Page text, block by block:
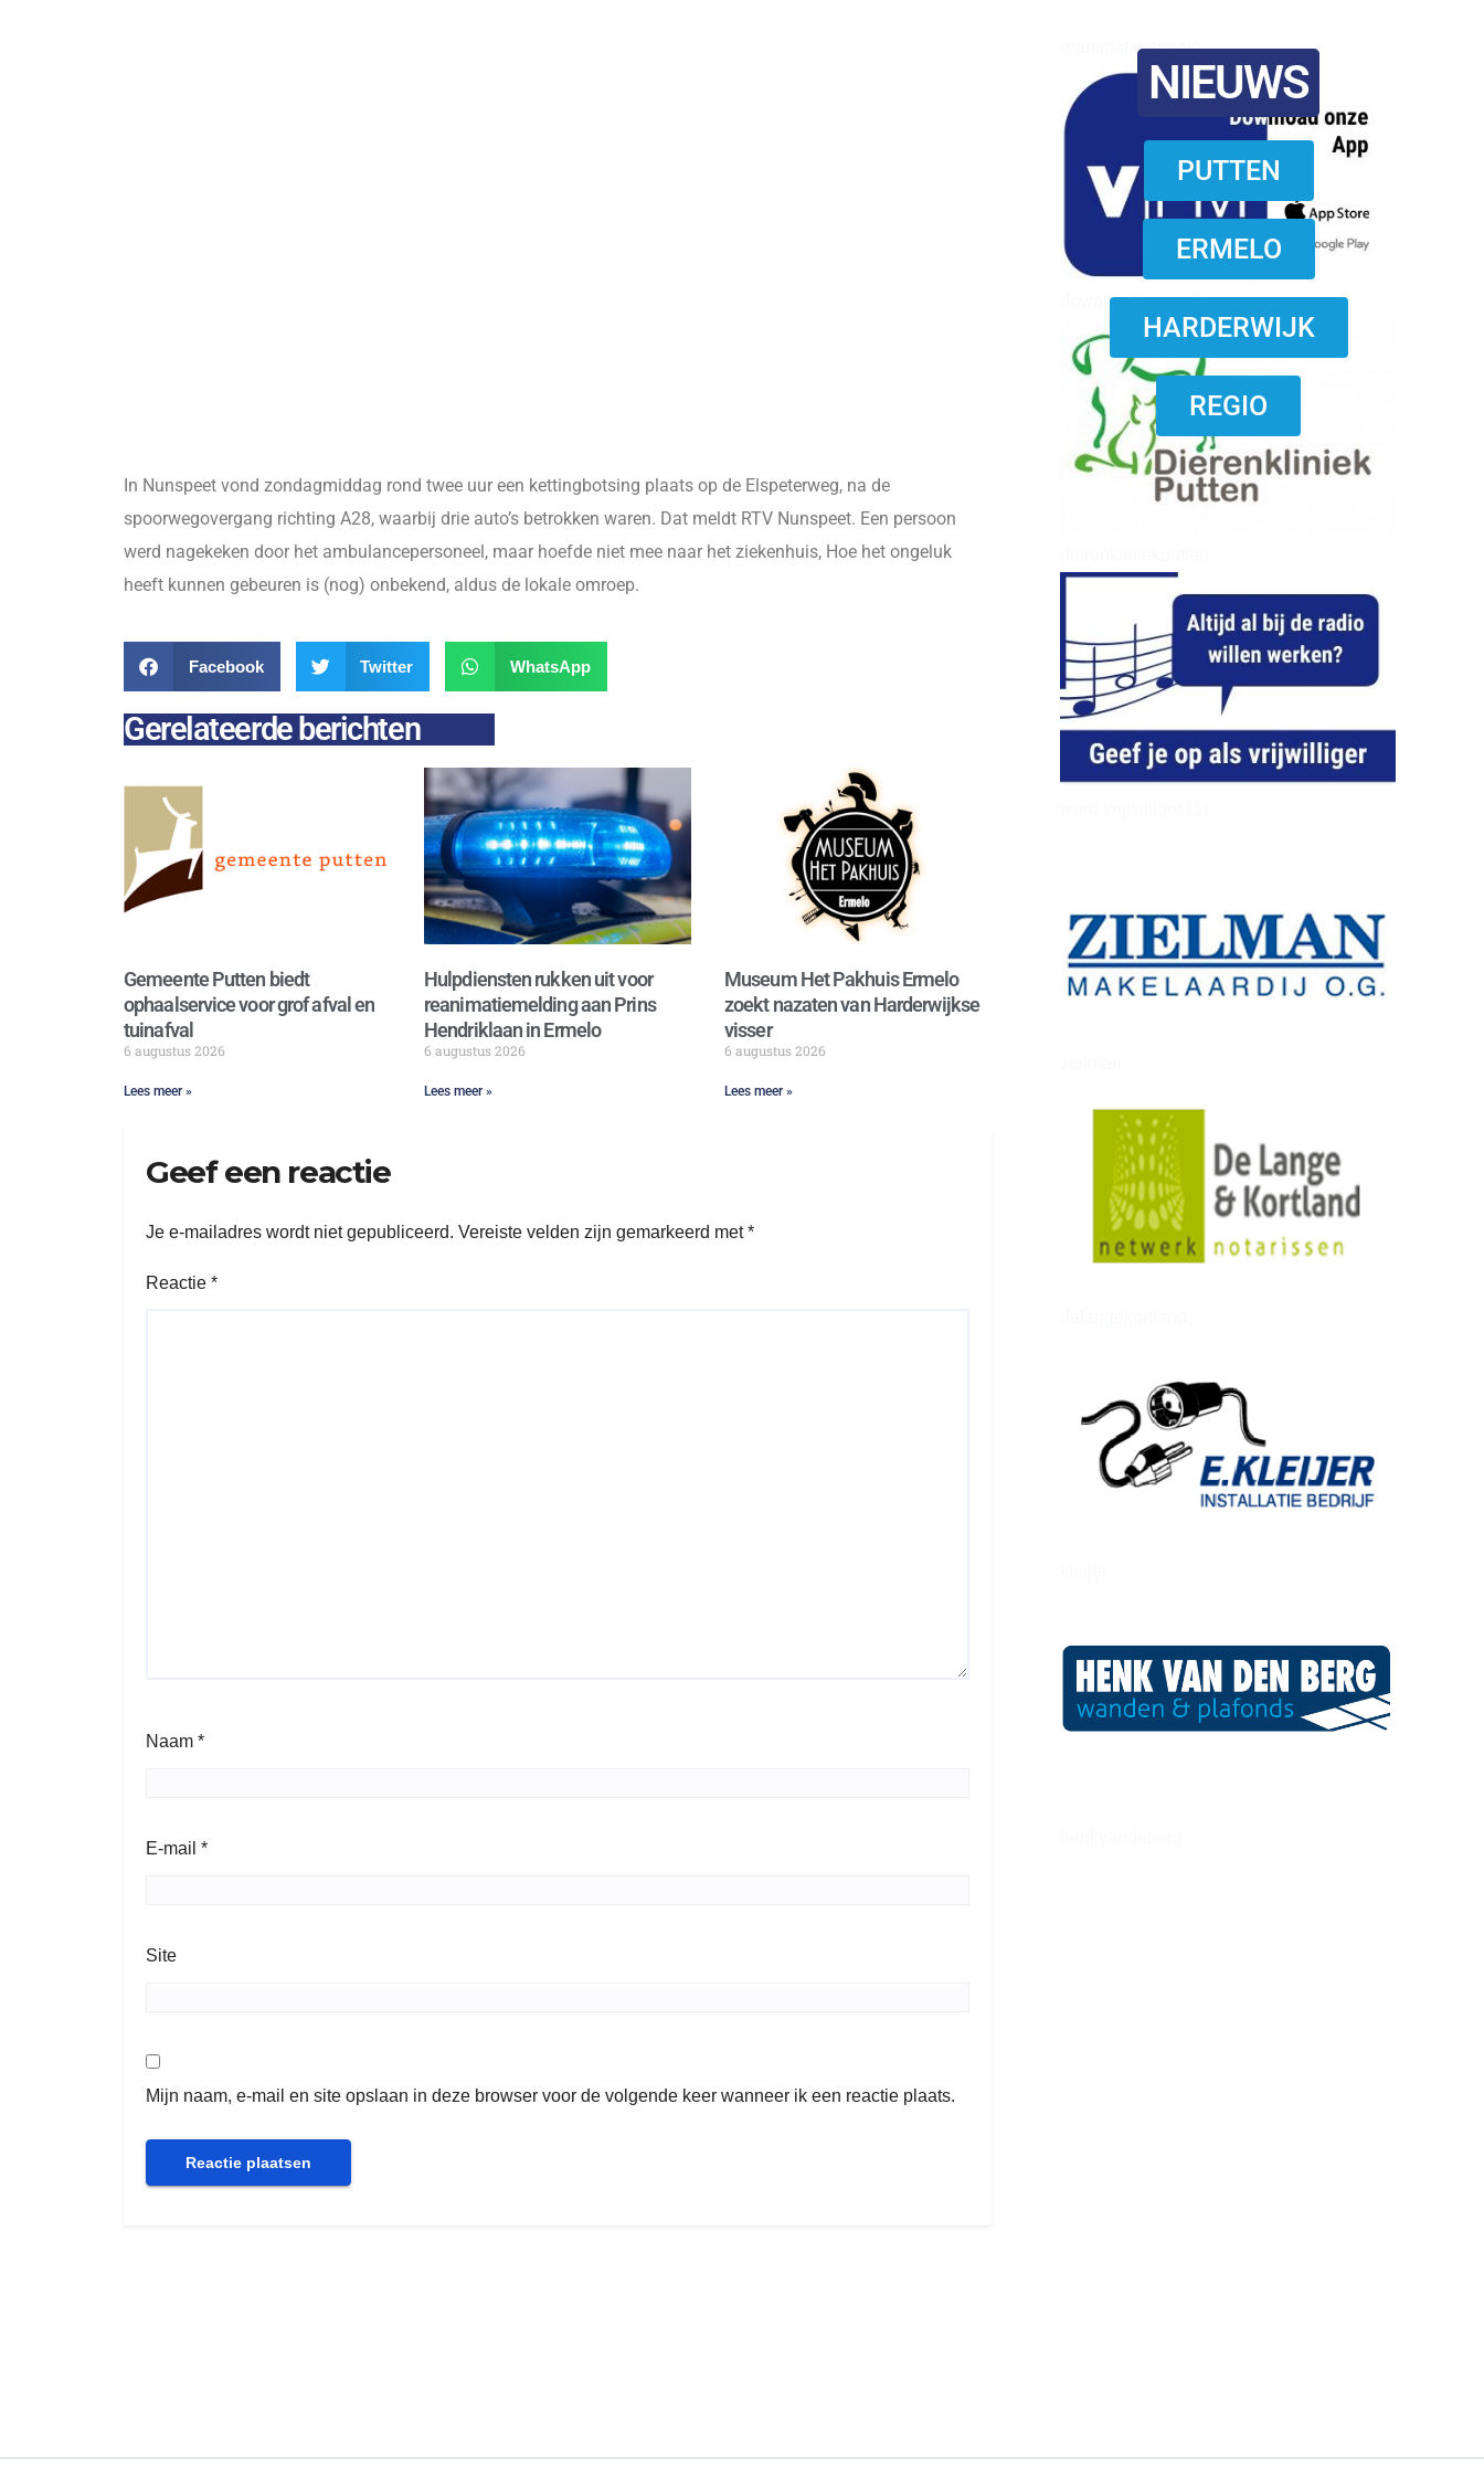
reanimatie ermelo
download onzze App
NIEUWS
PUTTEN
ERMELO
HARDERWIJK
REGIO
In Nunspeet vond zondagmiddag rond twee uur een kettingbotsing plaats op de Elspeterweg, na de
spoorwegovergang richting A28, waarbij drie auto’s betrokken waren. Dat meldt RTV Nunspeet. Een persoon
werd nagekeken door het ambulancepersoneel, maar hoefde niet mee naar het ziekenhuis, Hoe het ongeluk
heeft kunnen gebeuren is (nog) onbekend, aldus de lokale omroep.
Facebook Twitter WhatsApp
Gerelateerde berichten
Gemeente Putten biedt
ophaalservice voor grof afval en
tuinafval
6 augustus 2026
Lees meer »
Hulpdiensten rukken uit voor
reanimatiemelding aan Prins
Hendriklaan in Ermelo
6 augustus 2026
Lees meer »
Museum Het Pakhuis Ermelo
zoekt nazaten van Harderwijkse
visser
6 augustus 2026
Lees meer »
Geef een reactie
Je e-mailadres wordt niet gepubliceerd. Vereiste velden zijn gemarkeerd met*
Reactie *
Naam *
E-mail *
Site
Mijn naam, e-mail en site opslaan in deze browser voor de volgende keer wanneer ik een reactie plaats.